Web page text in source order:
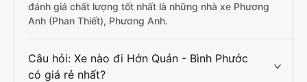
đánh giá chất lượng tốt nhất là những nhà xe Phương
Anh (Phan Thiết), Phương Anh.
Câu hỏi: Xe nào đi Hớn Quản - Bình Phước
có giá rẻ nhất?